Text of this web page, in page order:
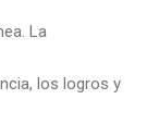
La
los logros y